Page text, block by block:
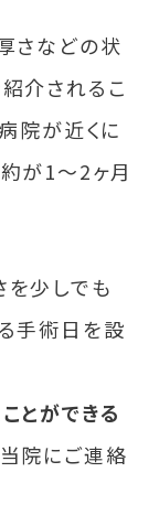
さなどの状
介されるこ
院が近くに
が1〜2ヶ月
少しでも
手術日を設
とができる
院にご連絡